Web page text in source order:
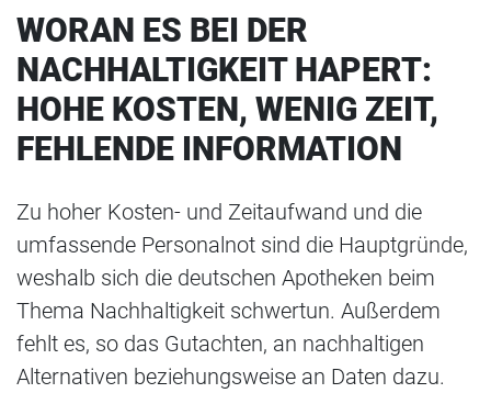
WORAN ES BEI DER
NACHHALTIGKEIT HAPERT:
HOHE KOSTEN, WENIG ZEIT,
FEHLENDE INFORMATION
Zu hoher Kosten- und Zeitaufwand und die
umfassende Personalnot sind die Hauptgründe,
weshalb sich die deutschen Apotheken beim
Thema Nachhaltigkeit schwertun. Außerdem
fehlt es, so das Gutachten, an nachhaltigen
Alternativen beziehungsweise an Daten dazu.